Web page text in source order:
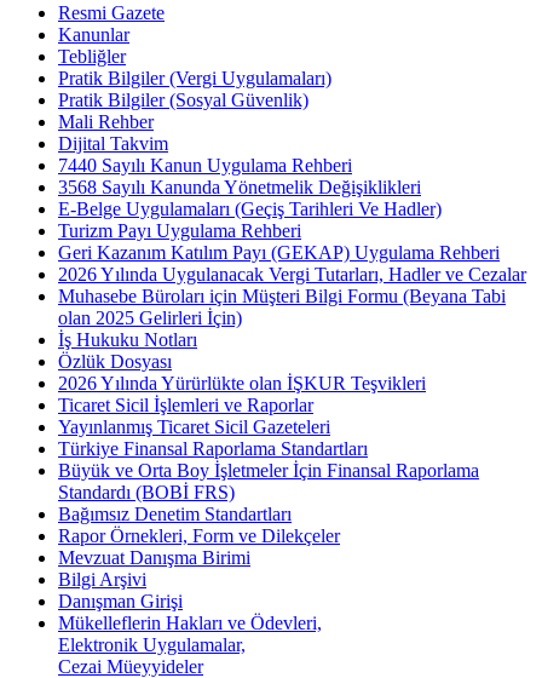
Resmi Gazete
Kanunlar
Tebliğler
Pratik Bilgiler (Vergi Uygulamaları)
Pratik Bilgiler (Sosyal Güvenlik)
Mali Rehber
Dijital Takvim
7440 Sayılı Kanun Uygulama Rehberi
3568 Sayılı Kanunda Yönetmelik Değişiklikleri
E-Belge Uygulamaları (Geçiş Tarihleri Ve Hadler)
Turizm Payı Uygulama Rehberi
Geri Kazanım Katılım Payı (GEKAP) Uygulama Rehberi
2026 Yılında Uygulanacak Vergi Tutarları, Hadler ve Cezalar
Muhasebe Büroları için Müşteri Bilgi Formu (Beyana Tabi
olan 2025 Gelirleri İçin)
İş Hukuku Notları
Özlük Dosyası
2026 Yılında Yürürlükte olan İŞKUR Teşvikleri
Ticaret Sicil İşlemleri ve Raporlar
Yayınlanmış Ticaret Sicil Gazeteleri
Türkiye Finansal Raporlama Standartları
Büyük ve Orta Boy İşletmeler İçin Finansal Raporlama
Standardı (BOBİ FRS)
Bağımsız Denetim Standartları
Rapor Örnekleri, Form ve Dilekçeler
Mevzuat Danışma Birimi
Bilgi Arşivi
Danışman Girişi
Mükelleflerin Hakları ve Ödevleri,
Elektronik Uygulamalar,
Cezai Müeyyideler